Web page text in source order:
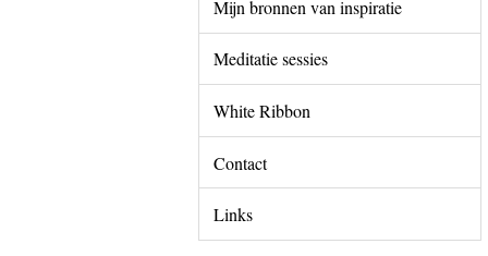
Mijn bronnen van inspiratie
Meditatie sessies
White Ribbon
Contact
Links